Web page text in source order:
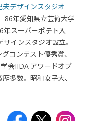
夫デザインスタジオ
86年愛知県立芸術大学
年スーパーポテト入
インスタジオ設立。
コンテスト優秀賞、
会IIDA アワードオブ
多数。昭和女子大、